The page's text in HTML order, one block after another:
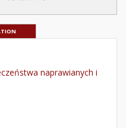
naprawianych i